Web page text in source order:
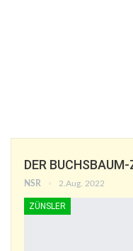
DER BUCHSBAUM-
NSR 2.Aug. 2022
ZÜNSLER